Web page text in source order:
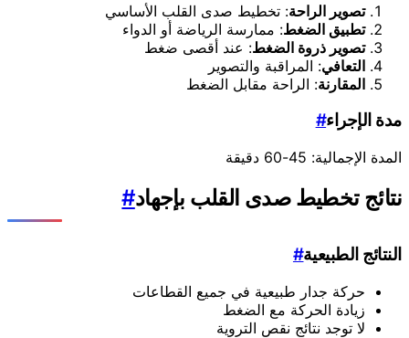
تصوير الراحة: تخطيط صدى القلب الأساسي
تطبيق الضغط: ممارسة الرياضة أو الدواء
تصوير ذروة الضغط: عند أقصى ضغط
التعافي: المراقبة والتصوير
المقارنة: الراحة مقابل الضغط
مدة الإجراء#
المدة الإجمالية: 45-60 دقيقة
نتائج تخطيط صدى القلب بإجهاد#
النتائج الطبيعية#
حركة جدار طبيعية في جميع القطاعات
زيادة الحركة مع الضغط
لا توجد نتائج نقص التروية